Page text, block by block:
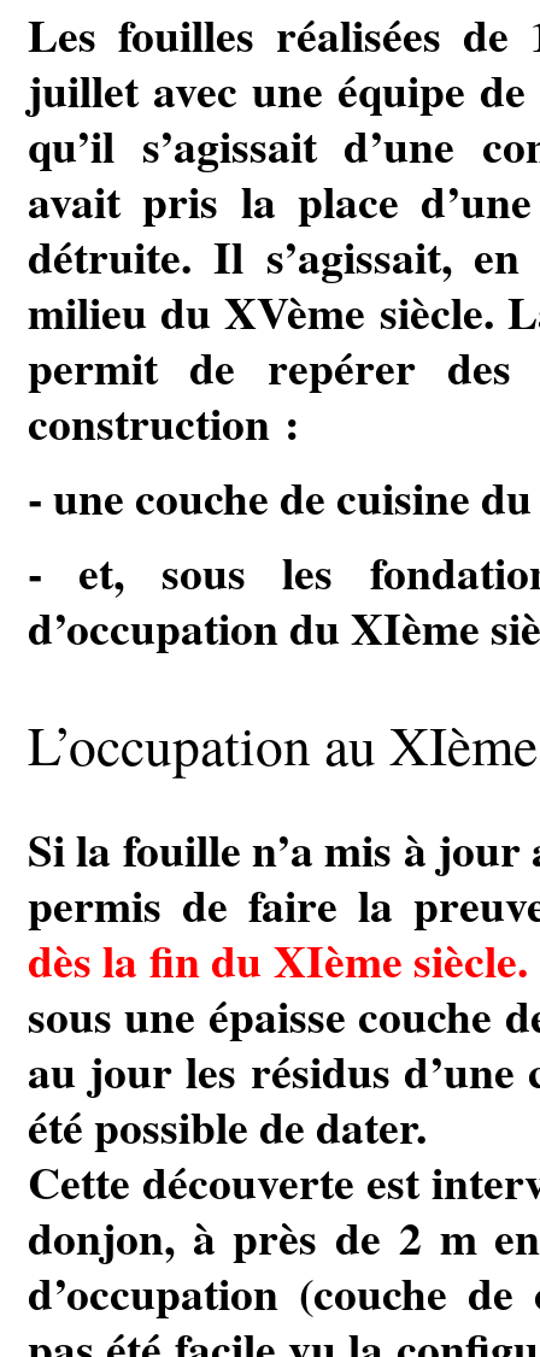
Les fouilles réalisées de
juillet avec une équipe
qu’il s’agissait d’une
avait pris la place
détruite. Il s’agissait,
milieu du XVème siècle.
permit de repérer des
construction :
- une couche de cuisine
- et, sous les
d’occupation du XIème
L’occupation au
Si la fouille n’a mis à jour
permis de faire la
dès la fin du XIème siècle.
sous une épaisse couche
au jour les résidus d’une
été possible de dater.
Cette découverte est
donjon, à près de 2 m
d’occupation (couche